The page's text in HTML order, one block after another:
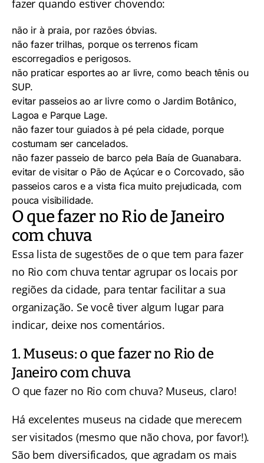
fazer quando estiver chovendo:
não ir à praia, por razões óbvias.
não fazer trilhas, porque os terrenos ficam
escorregadios e perigosos.
não praticar esportes ao ar livre, como beach tênis ou
SUP.
evitar passeios ao ar livre como oJardim Botânico,
Lagoa e Parque Lage.
não fazer tour guiados à pé pela cidade, porque
costumam ser cancelados.
não fazer passeio de barco pela Baía de Guanabara.
evitar de visitar o Pão de Açúcare o Corcovado, são
passeios caros e a vista fica muito prejudicada, com
pouca visibilidade.
O que fazer no Rio de Janeiro
com chuva
Essa lista de sugestões de o que tem para fazer
no Rio com chuva tentar agrupar os locais por
regiões da cidade, para tentar facilitar a sua
organização. Se você tiver algum lugar para
indicar, deixe nos comentários.
1. Museus: o que fazer no Rio de
Janeiro com chuva
O que fazer no Rio com chuva? Museus, claro!
Há excelentes museus na cidade que merecem
ser visitados (mesmo que não chova, por favor!).
São bem diversificados, que agradam os mais